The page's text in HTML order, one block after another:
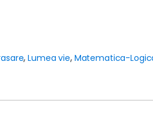
,Lumea vie, Matematica-